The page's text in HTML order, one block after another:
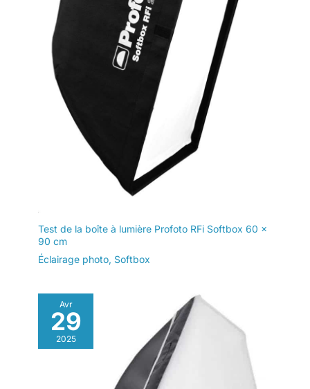
des hauteurs allant
de 27,2"/69cm à
61,4"/156cm, tandis
que la fonction de
pliage inversé le
réduit à seulement
20"/50cm pour un
stockage et un
transport pratiques.
【Compatibilité
appareil
photo/téléphone et
prise de vue
chaussure froide à
pour les prises de
professionnelles à
l'horizontale et à la
verticale. Le support
de téléphone à bras
flexible s'adapte à
des largeurs de
2,56"-3,72"/6,5-
Idéal pour la diffusion en
direct/la vente au détail, les
tutoriels de maquillage et
TikTok sur YouTube.
Idéal pour la diffusion en
direct/la vente au détail, les
tutoriels de maquillage et
TikTok sur YouTube.
Test de la boîte à lumière Profoto RFi Softbox 60 x
90 cm
Éclairage photo, Softbox
Avr
29
2025